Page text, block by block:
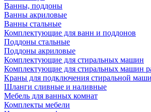
Ванны, поддоны
Ванны акриловые
Ванны стальные
Комплектующие для ванн и поддонов
Поддоны стальные
Поддоны акриловые
Комплектующие для стиральных машин
Комплектующие для стиральных машин
Краны для подключения стиральной
Шланги сливные и наливные
Мебель для ванных комнат
Комплекты мебели